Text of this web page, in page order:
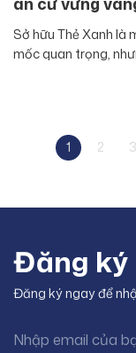
Mỹ khi gia đình
chiến lược
Sở hữu Thẻ Xanh là
mốc quan trọng,
để thực sự an cư
bài toán chiến lược
1 2 3
Đăng ký
Đăng ký ngay để